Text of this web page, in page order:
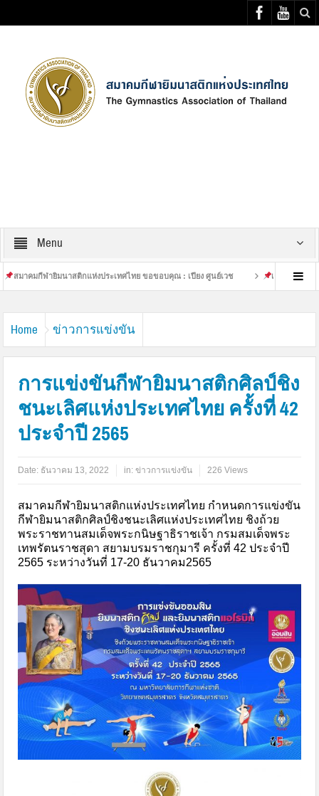
Menu
กีฬายิมนาสติกแห่งประเทศไทย ขอขอบคุณ : เปียง ศูนย์เวช เสร็จสิ้นการฝึกซ้อมที่
Home ข่าวการแข่งขัน
การแข่งขันกีฬายิมนาสติกศิลป์ชิง
ชนะเลิศแห่งประเทศไทย ครั้งที่ 42
ประจำปี 2565
Date: ธันวาคม 13, 2022 in:ข่าวการแข่งขัน 226 Views
สมาคมกีฬายิมนาสติกแห่งประเทศไทย กำหนดการแข่งขัน
กีฬายิมนาสติกศิลป์ชิงชนะเลิศแห่งประเทศไทย ชิงถ้วย
พระราชทานสมเด็จพระกนิษฐาธิราชเจ้า กรมสมเด็จพระ
เทพรัตนราชสุดา สยามบรมราชกุมารี ครั้งที่ 42 ประจำปี
2565 ระหว่างวันที่ 17-20 ธันวาคม2565